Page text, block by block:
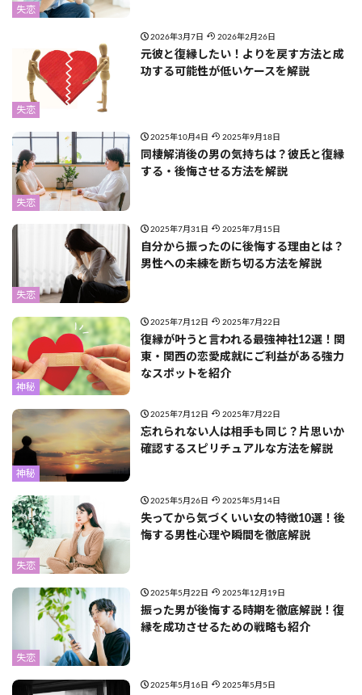
失恋
失恋
2026年3月7日 2026年2月26日
元彼と復縁したい！よりを戻す方法と成
功する可能性が低いケースを解説
失恋
2025年10月4日 2025年9月18日
同棲解消後の男の気持ちは？彼氏と復縁
する・後悔させる方法を解説
失恋
2025年7月31日 2025年7月15日
自分から振ったのに後悔する理由とは？
男性への未練を断ち切る方法を解説
神秘
2025年7月12日 2025年7月22日
復縁が叶うと言われる最強神社12選！関
東・関西の恋愛成就にご利益がある強力
なスポットを紹介
神秘
2025年7月12日 2025年7月22日
忘れられない人は相手も同じ？片思いか
確認するスピリチュアルな方法を解説
失恋
2025年5月26日 2025年5月14日
失ってから気づくいい女の特徴10選！後
悔する男性心理や瞬間を徹底解説
失恋
2025年5月22日 2025年12月19日
振った男が後悔する時期を徹底解説！復
縁を成功させるための戦略も紹介
2025年5月16日 2025年5月5日